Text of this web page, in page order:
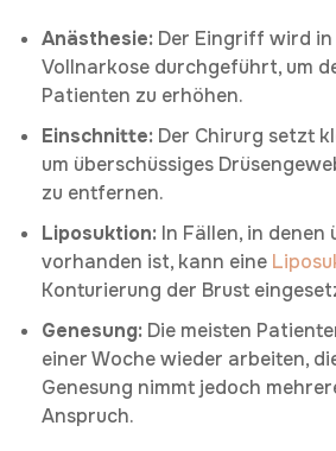
Anästhesie: Der Eingriff wird in
Vollnarkose durchgeführt, um
Patienten zu erhöhen.
Einschnitte: Der Chirurg setzt
um überschüssiges
zu entfernen.
Liposuktion: In Fällen, in denen
vorhanden ist, kann eine
Konturierung der Brust
Genesung: Die meisten
einer Woche wieder arbeiten,
Genesung nimmt jedoch
Anspruch.